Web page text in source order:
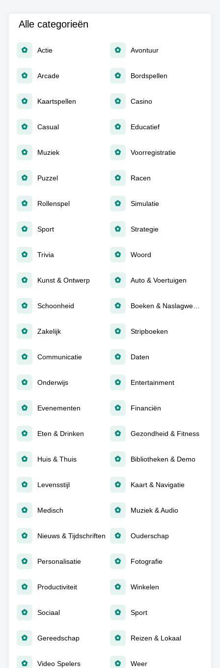
Alle categorieën
Actie Avontuur
Arcade Bordspellen
Kaartspellen Casino
Casual Educatief
Muziek Voorregistratie
Puzzel Racen
Rollenspel Simulatie
Sport Strategie
Trivia Woord
Kunst & Ontwerp Auto & Voertuigen
Schoonheid
Zakelijk Stripboeken
Communicatie Daten
Onderwijs Entertainment
Evenementen Financiën
Eten & Drinken Gezondheid & Fitness
Huis & Thuis Bibliotheken & Demo
Levensstijl Kaart & Navigatie
Medisch Muziek & Audio
Nieuws & Tijdschriften Ouderschap
Personalisatie Fotografie
Productiviteit Winkelen
Sociaal Sport
Gereedschap Reizen & Lokaal
Video Spelers Weer